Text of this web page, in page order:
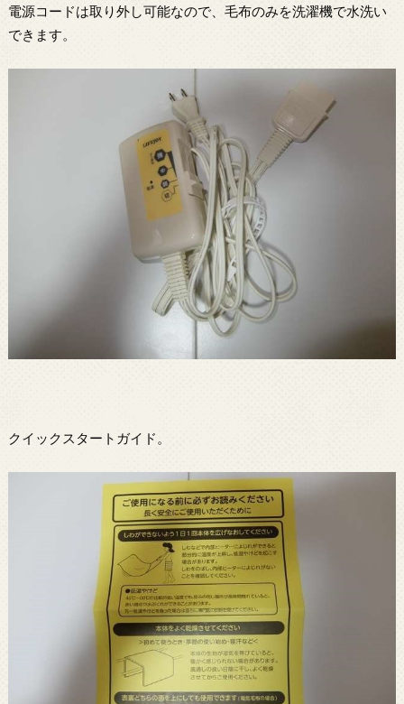
電源コードは取り外し可能なので、毛布のみを洗濯機で水洗い
できます。
クイックスタートガイド。